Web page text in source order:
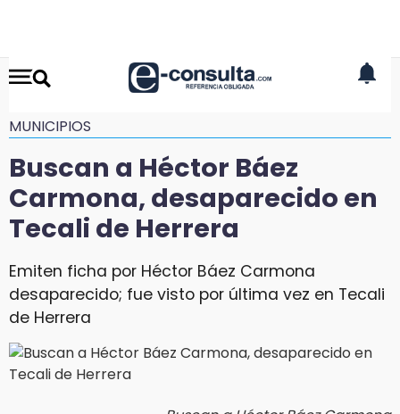
MUNICIPIOS
Buscan a Héctor Báez
Carmona, desaparecido en
Tecali de Herrera
Emiten ficha por Héctor Báez Carmona
desaparecido; fue visto por última vez en Tecali
de Herrera